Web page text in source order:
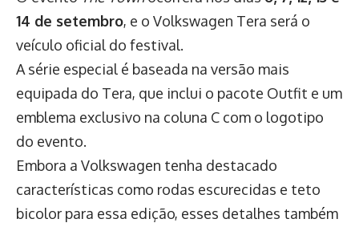
14 de setembro, e o Volkswagen Tera será o
veículo oficial do festival.
A série especial é baseada na versão mais
equipada do Tera, que inclui o pacote Outfit e um
emblema exclusivo na coluna C com o logotipo
do evento.
Embora a Volkswagen tenha destacado
características como rodas escurecidas e teto
bicolor para essa edição, esses detalhes também